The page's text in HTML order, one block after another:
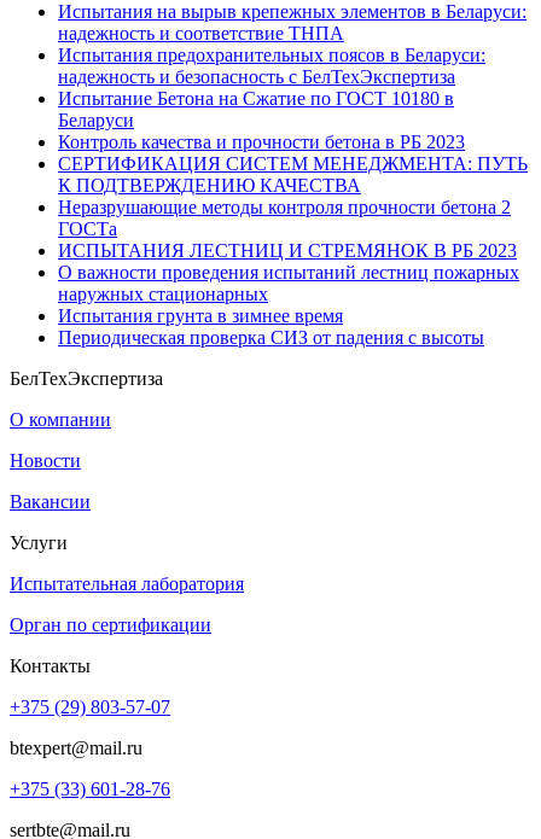
Испытания на вырыв крепежных элементов в Беларуси:
надежность и соответствие ТНПА
Испытания предохранительных поясов в Беларуси:
надежность и безопасность с БелТехЭкспертиза
Испытание Бетона на Сжатие по ГОСТ 10180 в
Беларуси
Контроль качества и прочности бетона в РБ 2023
СЕРТИФИКАЦИЯ СИСТЕМ МЕНЕДЖМЕНТА: ПУТЬ
К ПОДТВЕРЖДЕНИЮ КАЧЕСТВА
Неразрушающие методы контроля прочности бетона 2
ГОСТа
ИСПЫТАНИЯ ЛЕСТНИЦ И СТРЕМЯНОК В РБ 2023
О важности проведения испытаний лестниц пожарных
наружных стационарных
Испытания грунта в зимнее время
Периодическая проверка СИЗ от падения с высоты
БелТехЭкспертиза
О компании
Новости
Вакансии
Услуги
Испытательная лаборатория
Орган по сертификации
Контакты
+375 (29) 803-57-07
btexpert@mail.ru
+375 (33) 601-28-76
sertbte@mail.ru